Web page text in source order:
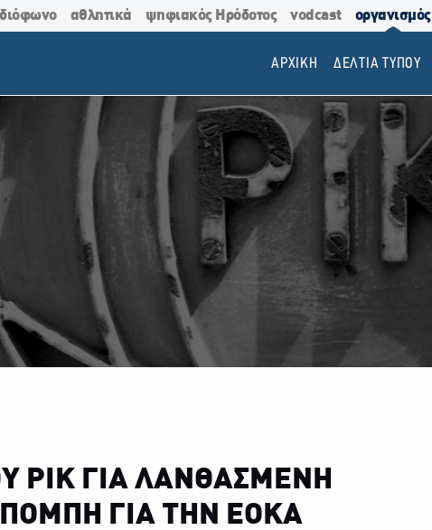
αθλητικά ψηφιακός Ηρόδοτος vodcast οργανισμός
ΑΡΧΙΚΗ ΔΕΛΤΙΑ ΤΥΠΟΥ
ΡΙΚ ΓΙΑ ΛΑΝΘΑΣΜΕΝΗ
ΓΙΑ ΤΗΝ ΕΟΚΑ